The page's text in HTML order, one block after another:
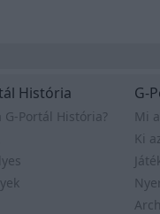
História
G-Portál História?
G-
Mi
Ki